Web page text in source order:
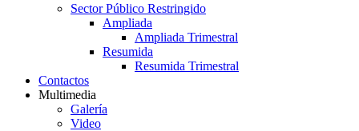
Sector Público Restringido
Ampliada
Ampliada Trimestral
Resumida
Resumida Trimestral
Contactos
Multimedia
Galería
Video